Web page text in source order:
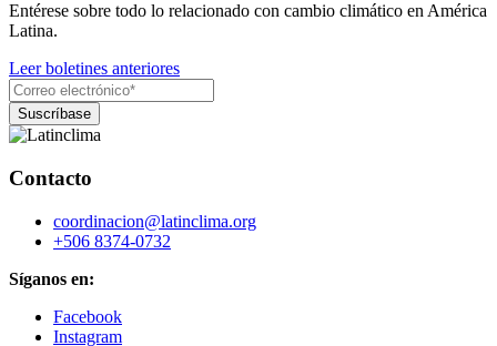
Entérese sobre todo lo relacionado con cambio climático en América
Latina.
Leer boletines anteriores
Contacto
coordinacion@latinclima.org
+506 8374-0732
Síganos en:
Facebook
Instagram